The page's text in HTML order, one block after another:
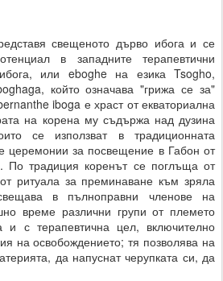
свещеното дърво ибога и се
в западните терапевтични
или eboghe на езика Tsogho,
който означава "грижа се за"
iboga е храст от екваториална
на корена му съдържа над дузина
се използват в традиционната
церемонии за посвещение в Габон от
По традиция коренът се поглъща от
ритуала за преминаване към зряла
в пълноправни членове на
време различни групи от племето
и с терапевтична цел, включително
на освобождението; тя позволява на
да напуснат черупката си, да